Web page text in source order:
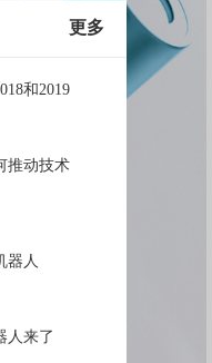
更多
和2019
推动技术
器人
人来了